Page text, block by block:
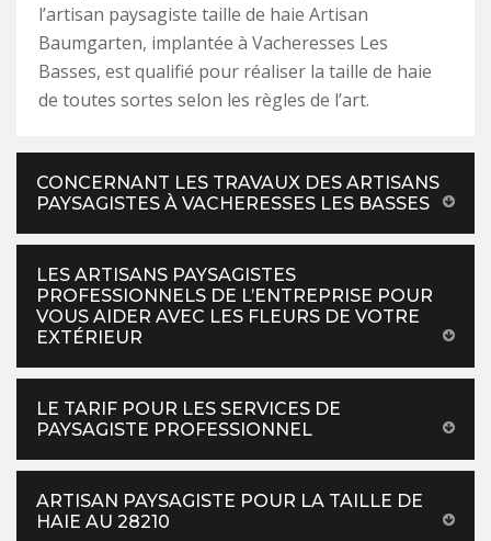
l’artisan paysagiste taille de haie Artisan
Baumgarten, implantée à Vacheresses Les
Basses, est qualifié pour réaliser la taille de haie
de toutes sortes selon les règles de l’art.
CONCERNANT LES TRAVAUX DES ARTISANS
PAYSAGISTES À VACHERESSES LES BASSES
LES ARTISANS PAYSAGISTES
PROFESSIONNELS DE L’ENTREPRISE POUR
VOUS AIDER AVEC LES FLEURS DE VOTRE
EXTÉRIEUR
LE TARIF POUR LES SERVICES DE
PAYSAGISTE PROFESSIONNEL
ARTISAN PAYSAGISTE POUR LA TAILLE DE
HAIE AU 28210